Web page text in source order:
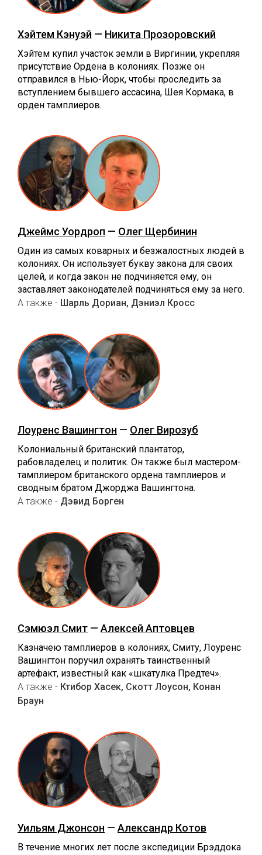
Хэйтем Кэнуэй — Никита Прозоровский
Хэйтем купил участок земли в Виргинии, укрепляя
присутствие Ордена в колониях. Позже он
отправился в Нью-Йорк, чтобы проследить за
вступлением бывшего ассасина, Шея Кормака, в
орден тамплиеров.
Джеймс Уордроп — Олег Щербинин
Один из самых коварных и безжалостных людей в
колониях. Он использует букву закона для своих
целей, и когда закон не подчиняется ему, он
заставляет законодателей подчиняться ему за него.
А также - Шарль Дориан, Дэниэл Кросс
Лоуренс Вашингтон — Олег Вирозуб
Колониальный британский плантатор,
рабовладелец и политик. Он также был мастером-
тамплиером британского ордена тамплиеров и
сводным братом Джорджа Вашингтона.
А также - Дэвид Борген
Сэмюэл Смит — Алексей Аптовцев
Казначею тамплиеров в колониях, Смиту, Лоуренс
Вашингтон поручил охранять таинственный
артефакт, известный как «шкатулка Предтеч».
А также - Ктибор Хасек, Скотт Лоусон, Конан
Браун
Уильям Джонсон — Александр Котов
В течение многих лет после экспедиции Брэддока